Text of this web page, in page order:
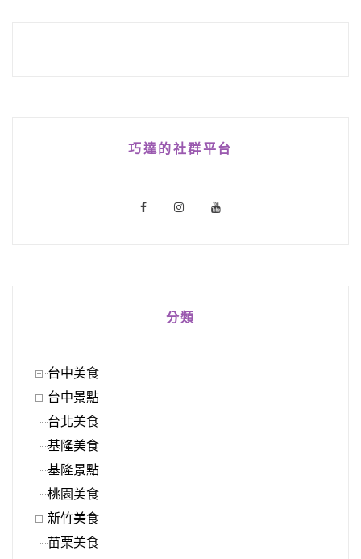
巧達的社群平台
分類
台中美食
台中景點
台北美食
基隆美食
基隆景點
桃園美食
新竹美食
苗栗美食